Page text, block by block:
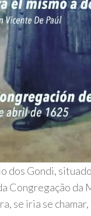
Gondi,
Congregação da
se iria se